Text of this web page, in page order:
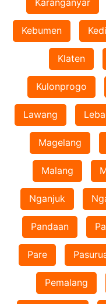
Karanganyar
Kebumen
Klaten
Kulonprogo
Lawang
Magelang
Malang
Nganjuk
Pandaan
Pare
Pemalang